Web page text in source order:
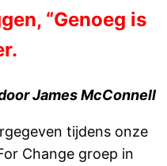
“Genoeg is
James McConnell
tijdens onze
Change groep in